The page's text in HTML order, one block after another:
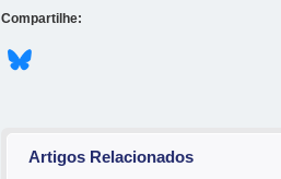
Compartilhe:
Artigos Relacionados